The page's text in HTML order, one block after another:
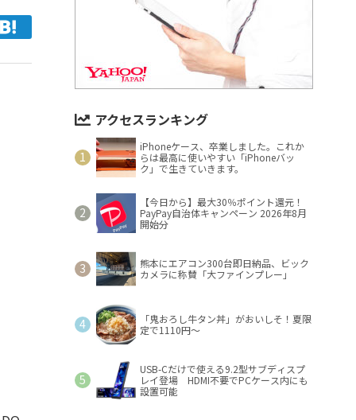
アクセスランキング
iPhoneケース、卒業しました。これか
らは最高に使いやすい「iPhoneバッ
ク」で生きていきます。
【今日から】最大30％ポイント還元！
PayPay自治体キャンペーン 2026年8月
開始分
熊本にエアコン300台即日納品、ビック
カメラに称賛「大ファインプレー」
「鬼おろし牛タン丼」がおいしそ！夏限
定で1110円～
USB-Cだけで使える9.2型サブディスプ
レイ登場 HDMI不要でPCケース内にも
設置可能